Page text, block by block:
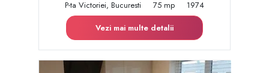
P-ta Victoriei, Bucuresti 75 mp
1974
Vezi mai multe detalii